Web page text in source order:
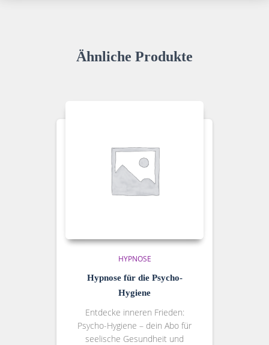
Ähnliche Produkte
HYPNOSE
Hypnose für die Psycho-
Hygiene
Entdecke inneren Frieden:
Psycho-Hygiene – dein Abo für
seelische Gesundheit und